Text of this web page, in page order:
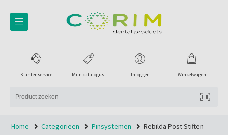
Winkelwagen
Inloggen
Mijn catalogus
Klantenservice
Home Categorieën Pinsystemen
Rebilda Post Stiften